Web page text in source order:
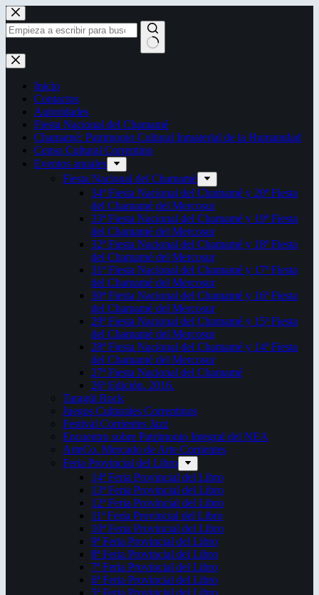
Saltar
al
contenido
Sin
resultados
Inicio
Contactos
Autoridades
Fiesta Nacional del Chamamé
Chamamé: Patrimonio Cultural Inmaterial de la Humanidad
Censo Cultural Correntino
Eventos anuales
Fiesta Nacional del Chamamé
34ª Fiesta Nacional del Chamamé y 20ª Fiesta
del Chamamé del Mercosur
33ª Fiesta Nacional del Chamamé y 19ª Fiesta
del Chamamé del Mercosur
32ª Fiesta Nacional del Chamamé y 18ª Fiesta
del Chamamé del Mercosur
31ª Fiesta Nacional del Chamamé y 17ª Fiesta
del Chamamé del Mercosur
30ª Fiesta Nacional del Chamamé y 16ª Fiesta
del Chamamé del Mercosur
29ª Fiesta Nacional del Chamamé y 15ª Fiesta
del Chamamé del Mercosur
28ª Fiesta Nacional del Chamamé y 14ª Fiesta
del Chamamé del Mercosur
27ª Fiesta Nacional del Chamamé
26ª Edición. 2016.
Taragüi Rock
Juegos Culturales Correntinos
Festival Corrientes Jazz
Encuentro sobre Patrimonio Integral del NEA
ArteCo. Mercado de Arte Corrientes
Feria Provincial del Libro
14ª Feria Provincial del Libro
13ª Feria Provincial del Libro
12ª Feria Provincial del Libro
11ª Feria Provincial del Libro
10ª Feria Provincial del Libro
9ª Feria Provincial del Libro
8ª Feria Provincial del Libro
7ª Feria Provincial del Libro
6ª Feria Provincial del Libro
5ª Feria Provincial del Libro